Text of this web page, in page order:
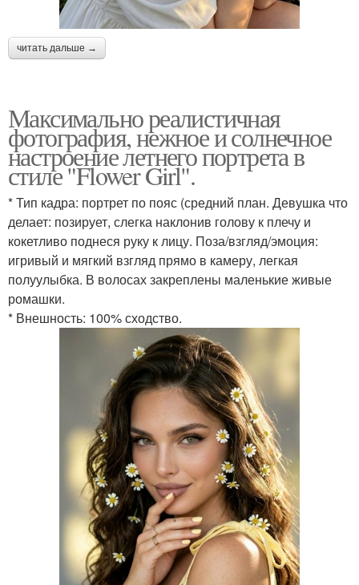
читать дальше →
Максимально реалистичная
фотография, нежное и солнечное
настроение летнего портрета в
стиле "Flower Girl".
* Тип кадра: портрет по пояс (средний план. Девушка что
делает: позирует, слегка наклонив голову к плечу и
кокетливо поднеся руку к лицу. Поза/взгляд/эмоция:
игривый и мягкий взгляд прямо в камеру, легкая
полуулыбка. В волосах закреплены маленькие живые
ромашки.
* Внешность: 100% сходство.